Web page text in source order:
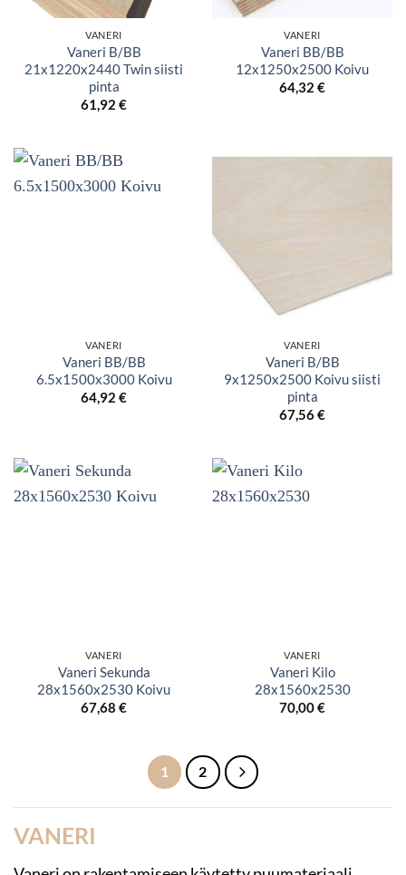
VANERI
Vaneri B/BB
21x1220x2440 Twin siisti
pinta
61,92 €
VANERI
Vaneri BB/BB
12x1250x2500 Koivu
64,32 €
VANERI
Vaneri BB/BB
6.5x1500x3000 Koivu
64,92 €
VANERI
Vaneri B/BB
9x1250x2500 Koivu siisti
pinta
67,56€
VANERI
Vaneri Sekunda
28x1560x2530 Koivu
67,68 €
VANERI
Vaneri Kilo
28x1560x2530
70,00€
1 2
VANERI